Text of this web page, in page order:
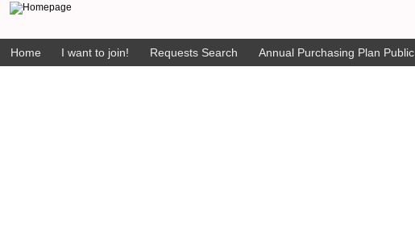
Home I want to join! Requests Search Annual Purchasing Plan Public